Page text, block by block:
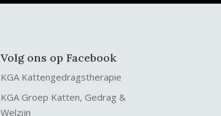
Volg ons op Facebook
KGA Kattengedragstherapie
KGA Groep Katten, Gedrag &
Welzijn